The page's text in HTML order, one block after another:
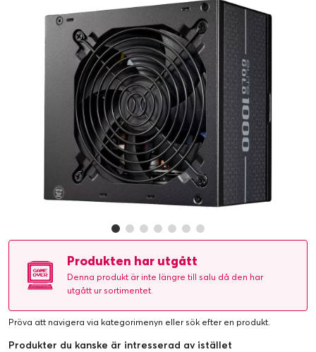
Produkten har utgått
Denna produkt är inte längre till salu då den har
utgått ur sortimentet.
Pröva att navigera via kategorimenyn eller sök efter en produkt.
Produkter du kanske är intresserad av istället